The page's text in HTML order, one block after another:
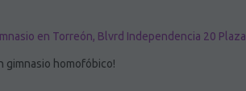
en Torreón, Blvrd Independencia 20 Plaza
gimnasio homofóbico!